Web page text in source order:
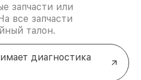
запчасти или
все запчасти
талон.
диагностика